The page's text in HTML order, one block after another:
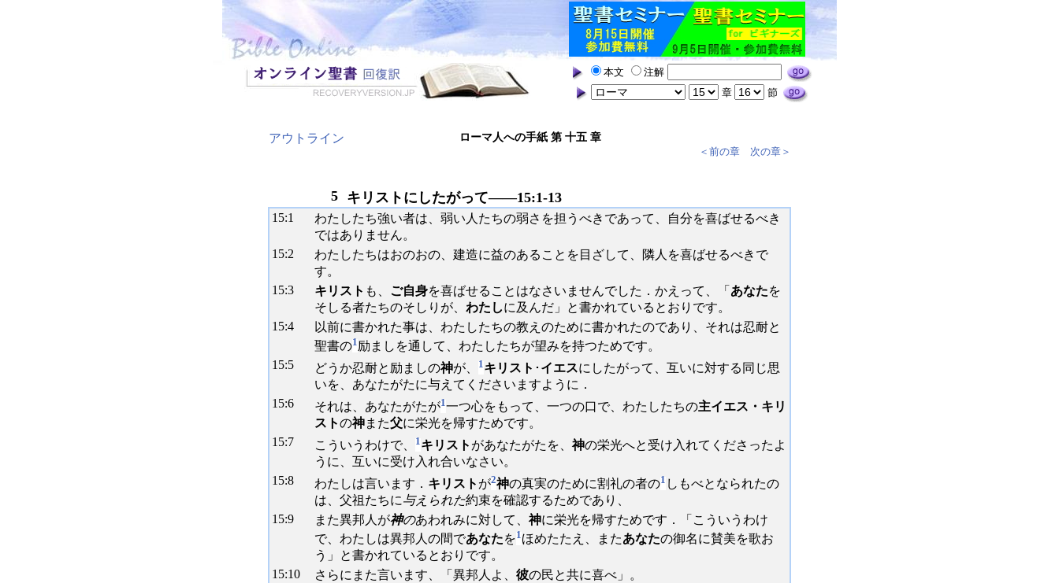
本文
注解
章
節
アウトライン
ローマ人への手紙 第 十五 章
＜前の章
次の章＞
5 キリストにしたがって――15:1-13
15:1
わたしたち強い者は、弱い人たちの弱さを担うべきであって、自分を喜ばせるべき
ではありません。
15:2
わたしたちはおのおの、建造に益のあることを目ざして、隣人を喜ばせるべきで
す。
15:3 キリスト も、 ご自身を喜ばせることはなさいませんでした．かえって、「 あなたを
そしる者たちのそしりが、 わたしに及んだ」と書かれているとおりです。
15:4
以前に書かれた事は、わたしたちの教えのために書かれたのであり、それは忍耐と
聖書の1 励ましを通して、わたしたちが望みを持つためです。
15:5 どうか忍耐と励ましの神が、 1 キリスト ･ イエスにしたがって、互いに対する同じ思
いを、あなたがたに与えてくださいますように．
15:6 それは、あなたがたが1一つ心をもって、一つの口で、わたしたちの主イエス・キリ
ストの神また父に栄光を帰すためです。
15:7 こういうわけで、 1 キリスト があなたがたを、 神の栄光へと受け入れてくださったよ
うに、互いに受け入れ合いなさい。
15:8 わたしは言います． キリスト が2神の真実のために割礼の者の1 しもべとなられたの
は、父祖たちに与えられた約束を確認するためであり、
15:9 また異邦人が神のあわれみに対して、 神に栄光を帰すためです．「こういうわけ
で、わたしは異邦人の間であなたを1 ほめたたえ、またあなたの御名に賛美を歌お
う」と書かれているとおりです。
15:10 さらにまた言います、「異邦人よ、 彼の民と共に喜べ」。